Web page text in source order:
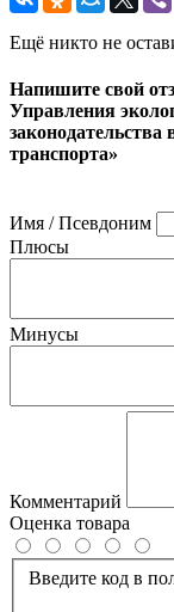
Ещё никто не
Напишите свой
Управления
транспорта»
Имя / Псевдоним
Плюсы
Минусы
Комментарий
Оценка товара
Введите код в